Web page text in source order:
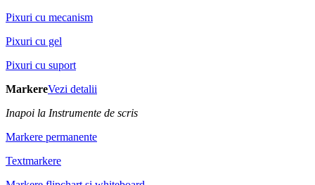
Pixuri cu mecanism
Pixuri cu gel
Pixuri cu suport
MarkereVezi detalii
Inapoi la Instrumente de scris
Markere permanente
Textmarkere